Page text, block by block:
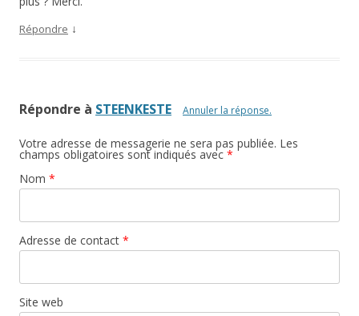
Répondre ↓
Répondre à STEENKESTE Annuler la réponse.
Votre adresse de messagerie ne sera pas publiée. Les
champs obligatoires sont indiqués avec *
Nom *
Adresse de contact *
Site web